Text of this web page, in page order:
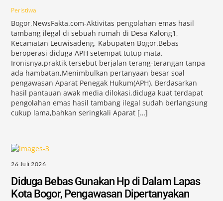
Peristiwa
Bogor,NewsFakta.com-Aktivitas pengolahan emas hasil
tambang ilegal di sebuah rumah di Desa Kalong1,
Kecamatan Leuwisadeng, Kabupaten Bogor.Bebas
beroperasi diduga APH setempat tutup mata.
Ironisnya,praktik tersebut berjalan terang-terangan tanpa
ada hambatan,Menimbulkan pertanyaan besar soal
pengawasan Aparat Penegak Hukum(APH). Berdasarkan
hasil pantauan awak media dilokasi,diduga kuat terdapat
pengolahan emas hasil tambang ilegal sudah berlangsung
cukup lama,bahkan seringkali Aparat […]
26 Juli 2026
Diduga Bebas Gunakan Hp di Dalam Lapas
Kota Bogor, Pengawasan Dipertanyakan